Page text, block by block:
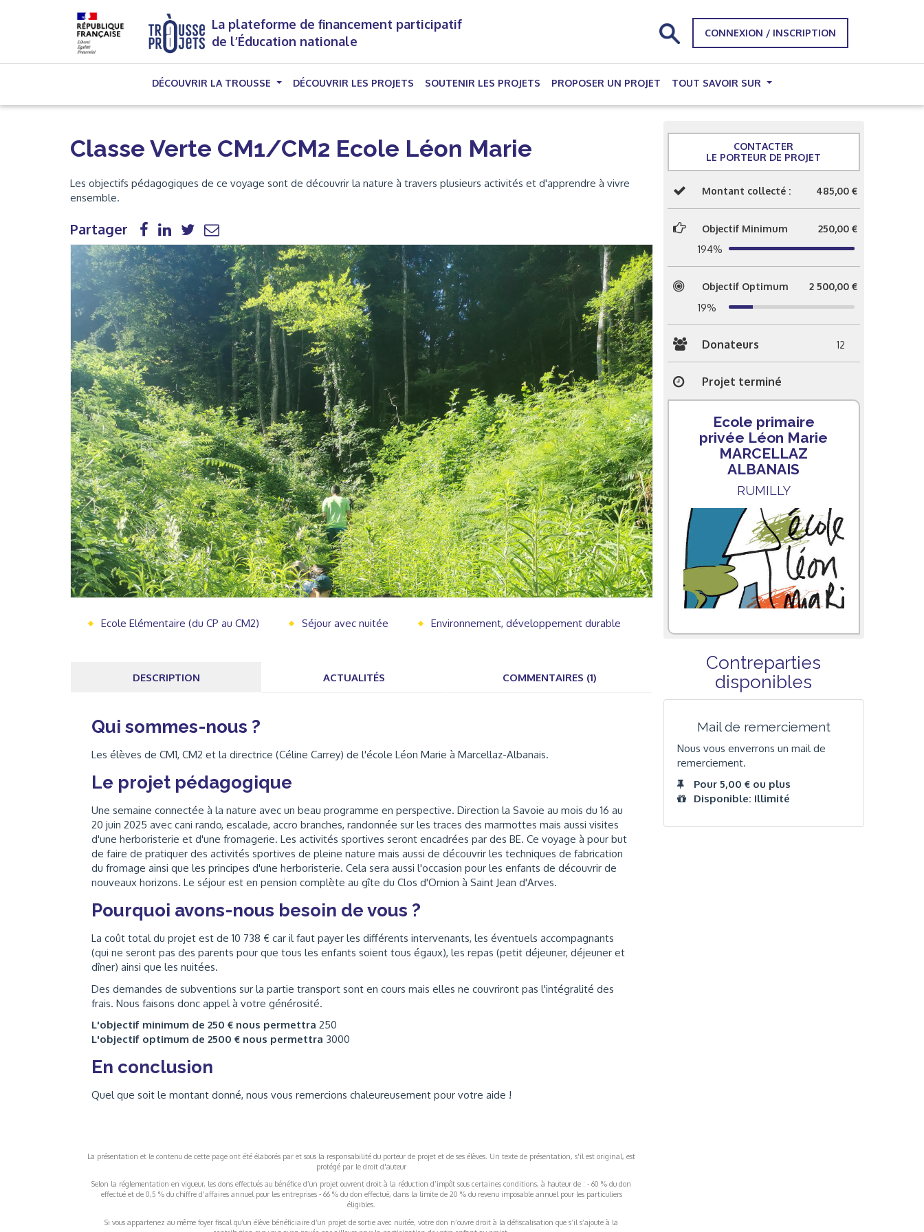
La plateforme de financement participatif
de l’Éducation nationale
CONNEXION / INSCRIPTION
DÉCOUVRIR LA TROUSSE DÉCOUVRIR LES PROJETS (CURRENT)
SOUTENIR LES PROJETS PROPOSER UN PROJET TOUT SAVOIR SUR
Classe Verte CM1/CM2 Ecole Léon Marie
Les objectifs pédagogiques de ce voyage sont de découvrir la nature à travers plusieurs activités et d'apprendre à vivre
ensemble.
Partager
Ecole Elémentaire (du CP au CM2) Séjour avec nuitée Environnement, développement durable
DESCRIPTION ACTUALITÉS COMMENTAIRES (1)
Qui sommes-nous ?
Les élèves de CM1, CM2 et la directrice (Céline Carrey) de l'école Léon Marie à Marcellaz-Albanais.
Le projet pédagogique
Une semaine connectée à la nature avec un beau programme en perspective. Direction la Savoie au mois du 16 au
20 juin 2025 avec cani rando, escalade, accro branches, randonnée sur les traces des marmottes mais aussi visites
d'une herboristerie et d'une fromagerie. Les activités sportives seront encadrées par des BE. Ce voyage à pour but
de faire de pratiquer des activités sportives de pleine nature mais aussi de découvrir les techniques de fabrication
du fromage ainsi que les principes d'une herboristerie. Cela sera aussi l'occasion pour les enfants de découvrir de
nouveaux horizons. Le séjour est en pension complète au gîte du Clos d'Ornion à Saint Jean d'Arves.
Pourquoi avons-nous besoin de vous ?
La coût total du projet est de 10 738 € car il faut payer les différents intervenants, les éventuels accompagnants
(qui ne seront pas des parents pour que tous les enfants soient tous égaux), les repas (petit déjeuner, déjeuner et
dîner) ainsi que les nuitées.
Des demandes de subventions sur la partie transport sont en cours mais elles ne couvriront pas l'intégralité des
frais. Nous faisons donc appel à votre générosité.
L'objectif minimum de 250 € nous permettra 250
L'objectif optimum de 2500 € nous permettra 3000
En conclusion
Quel que soit le montant donné, nous vous remercions chaleureusement pour votre aide !
La présentation et le contenu de cette page ont été élaborés par et sous la responsabilité du porteur de projet et de ses élèves. Un texte de présentation, s'il est original, est
protégé par le droit d'auteur
Selon la réglementation en vigueur, les dons effectués au bénéfice d’un projet ouvrent droit à la réduction d’impôt sous certaines conditions, à hauteur de : - 60 % du don
effectué et de 0,5 % du chiffre d’affaires annuel pour les entreprises - 66 % du don effectué, dans la limite de 20 % du revenu imposable annuel pour les particuliers
éligibles.
Si vous appartenez au même foyer fiscal qu’un élève bénéficiaire d’un projet de sortie avec nuitée, votre don n’ouvre droit à la défiscalisation que s’il s’ajoute à la
CONTACTER
LE PORTEUR DE PROJET
Montant collecté : 485,00 €
Objectif Minimum 250,00 €
194%
Objectif Optimum 2 500,00 €
19%
Donateurs 12
Projet terminé
Ecole primaire
privée Léon Marie
MARCELLAZ
ALBANAIS
RUMILLY
Contreparties
disponibles
Mail de remerciement
Nous vous enverrons un mail de
remerciement.
Pour 5,00 € ou plus
Disponible: Illimité